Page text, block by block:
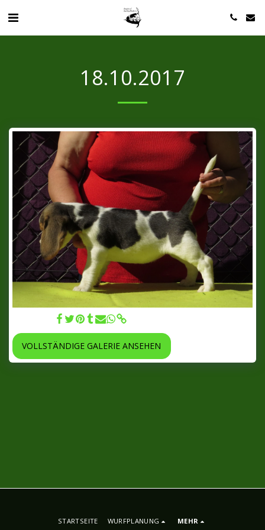
18.10.2017
VOLLSTÄNDIGE GALERIE ANSEHEN
STARTSEITE WURFPLANUNG MEHR